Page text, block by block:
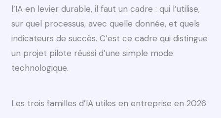
l’IA en levier durable, il faut un cadre : qui l’utilise,
sur quel processus, avec quelle donnée, et quels
indicateurs de succès. C’est ce cadre qui distingue
un projet pilote réussi d’une simple mode
technologique.
Les trois familles d’IA utiles en entreprise en 2026